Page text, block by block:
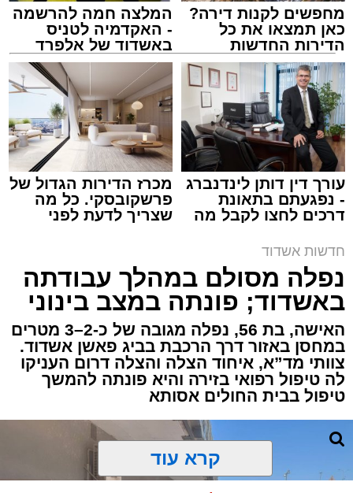
צילום: דוברות איחוד הצלה
מערכת האתר / 15:39 07.08.26
איחוד הצלה, הצלה
אירוע דרמטי הסתיים בנס רפואי באשדוד, לאחר
שגבר בן 56 התמוטט בביתו שבאחד הרחובות
ברובע י"א בעיר, כתוצאה מאירוע פתאומי שגרם
להפסקת פעילות ליבו.
למקום הוזעקו מיד צוותי רפואה ומתנדבים של
ארגון "איחוד הצלה". החובשים והפרמדיקים
הכרה, ופתחו מיידית בפעולות החייאה מתקדמות,
הכוללות עיסויי לב ושימוש במפעם (דפיברילטור).
מחפשים לקנות דירה?
כאן תמצאו את כל
הדירות החדשות
למכירה באשדוד >>>
המלצה חמה להרשמה
- האקדמיה לטניס
באשדוד של אלפרד
קריאולנסקי - לילדים
עורך דין דותן לינדנברג
- נפגעתם בתאונת
דרכים לחצו לקבל מה
מכרז הדירות הגדול של
פרשקובסקי. כל מה
שצריך לדעת לפני
חדשות אשדוד
נפלה מסולם במהלך עבודתה
באשדוד; פונתה במצב בינוני
האישה, בת 56, נפלה מגובה של כ-2–3 מטרים
במחסן באזור דרך הרכבת בביג פאשן אשדוד.
צוותי מד”א, איחוד הצלה והצלה דרום העניקו
לה טיפול רפואי בזירה והיא פונתה להמשך
טיפול בבית החולים אסותא
קרא עוד